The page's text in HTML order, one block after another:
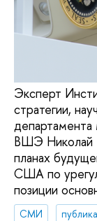
Эксперт
стратегии,
ВШЭ Николай
планах
США по
позиции
СМИ